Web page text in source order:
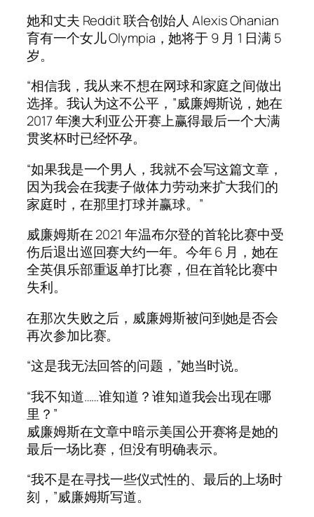
她和丈夫 Reddit 联合创始人 Alexis Ohanian
育有一个女儿 Olympia，她将于 9 月 1 日满 5
岁。
“相信我，我从来不想在网球和家庭之间做出
选择。我认为这不公平，”威廉姆斯说，她在
2017 年澳大利亚公开赛上赢得最后一个大满
贯奖杯时已经怀孕。
“如果我是一个男人，我就不会写这篇文章，
因为我会在我妻子做体力劳动来扩大我们的
家庭时，在那里打球并赢球。”
威廉姆斯在 2021 年温布尔登的首轮比赛中受
伤后退出巡回赛大约一年。今年 6 月，她在
全英俱乐部重返单打比赛，但在首轮比赛中
失利。
在那次失败之后，威廉姆斯被问到她是否会
再次参加比赛。
“这是我无法回答的问题，”她当时说。
“我不知道……谁知道？谁知道我会出现在哪
里？”
威廉姆斯在文章中暗示美国公开赛将是她的
最后一场比赛，但没有明确表示。
“我不是在寻找一些仪式性的、最后的上场时
刻，”威廉姆斯写道。